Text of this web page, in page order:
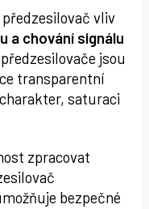
vliv
a chování signálu
jsou
transparentní
saturaci
zpracovat
bezpečné